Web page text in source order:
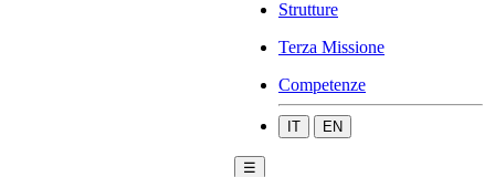
Strutture
Terza Missione
Competenze
IT EN
☰